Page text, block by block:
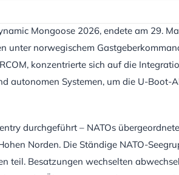
Mongoose 2026, endete am 29.
unter norwegischem
konzentrierte sich auf die
autonomen Systemen, um die U-Boot-
durchgeführt – NATOs
Norden. Die Ständige NATO-
teil. Besatzungen wechselten